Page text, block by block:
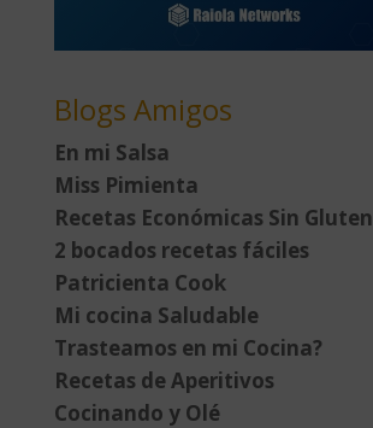
Blogs Amigos
En mi Salsa
Miss Pimienta
Recetas Económicas Sin Gluten
2 bocados recetas fáciles
Patricienta Cook
Mi cocina Saludable
Trasteamos en mi Cocina?
Recetas de Aperitivos
Cocinando y Olé